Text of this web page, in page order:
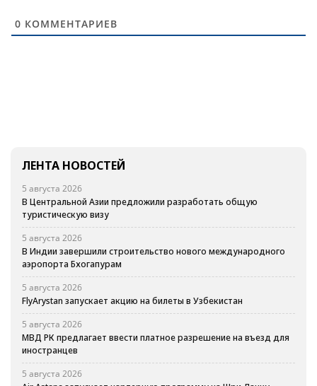
0 КОММЕНТАРИЕВ
ЛЕНТА НОВОСТЕЙ
5 августа 2026
В Центральной Азии предложили разработать общую
туристическую визу
5 августа 2026
В Индии завершили строительство нового международного
аэропорта Бхогапурам
5 августа 2026
FlyArystan запускает акцию на билеты в Узбекистан
5 августа 2026
МВД РК предлагает ввести платное разрешение на въезд для
иностранцев
5 августа 2026